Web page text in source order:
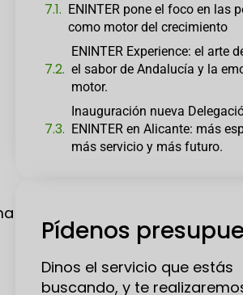
ENINTER pone el foco en las
como motor del crecimiento
ENINTER Experience: el arte
el sabor de Andalucía y la
motor.
Inauguración nueva
ENINTER en Alicante: más
más servicio y más futuro.
Pídenos
Dinos el servicio que estás
buscando, y te